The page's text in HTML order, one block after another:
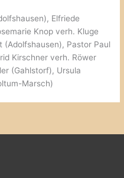
Elfriede
Knop verh. Kluge
(Adolfshausen), Pastor Paul
Kirschner verh. Röwer
(Gahlstorf), Ursula
Marsch)